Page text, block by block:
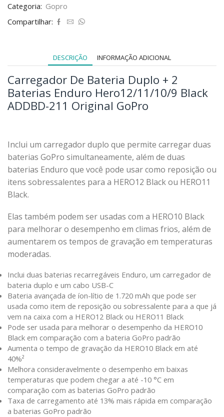
Categoria: Gopro
Compartilhar:
DESCRIÇÃO INFORMAÇÃO ADICIONAL
Carregador De Bateria Duplo + 2
Baterias Enduro Hero12/11/10/9 Black
ADDBD-211 Original GoPro
Inclui um carregador duplo que permite carregar duas
baterias GoPro simultaneamente, além de duas
baterias Enduro que você pode usar como reposição ou
itens sobressalentes para a HERO12 Black ou HERO11
Black.
Elas também podem ser usadas com a HERO10 Black
para melhorar o desempenho em climas frios, além de
aumentarem os tempos de gravação em temperaturas
moderadas.
Inclui duas baterias recarregáveis Enduro, um carregador de
bateria duplo e um cabo USB-C
Bateria avançada de íon-lítio de 1.720 mAh que pode ser
usada como item de reposição ou sobressalente para a que já
vem na caixa com a HERO12 Black ou HERO11 Black
Pode ser usada para melhorar o desempenho da HERO10
Black em comparação com a bateria GoPro padrão
Aumenta o tempo de gravação da HERO10 Black em até
40%²
Melhora consideravelmente o desempenho em baixas
temperaturas que podem chegar a até -10 °C em
comparação com as baterias GoPro padrão
Taxa de carregamento até 13% mais rápida em comparação
a baterias GoPro padrão